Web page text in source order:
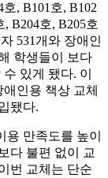
, B101호, B102
, B204호, B205호
531개와 장애인
학생들이 보다
있게 됐다. 이
인용 책상 교체
됐다.
만족도를 높이
다 불편 없이 교
번 교체는 단순